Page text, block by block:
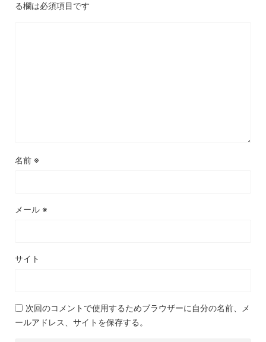
る欄は必須項目です
名前 ※
メール ※
サイト
次回のコメントで使用するためブラウザーに自分の名前、メ
ールアドレス、サイトを保存する。